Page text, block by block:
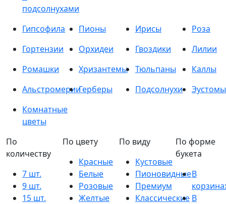
подсолнухами
Гипсофила
Пионы Ирисы
Роза
Гортензии
Орхидеи Гвоздики
Лилии
Ромашки
Хризантемы Тюльпаны
Каллы
АльстромерииГерберы Подсолнухи
Эустомы
Комнатные
цветы
По
количеству
7 шт.
9 шт.
15 шт.
По цвету
Красные
Белые
Розовые
Желтые
По виду
Кустовые
Пионовидные
Премиум
Классические
По форме
букета
В
В